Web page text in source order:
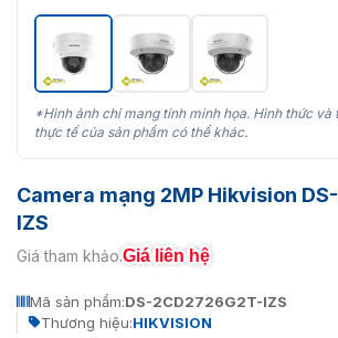
*Hình ảnh chỉ mang tính minh họa. Hình thức và
thực tế của sản phẩm có thể khác.
Camera mạng 2MP Hikvision
IZS
Giá tham khảo:Giá liên hệ
Mã sản phẩm:DS-2CD2726G2T-IZS
Thương hiệu:HIKVISION